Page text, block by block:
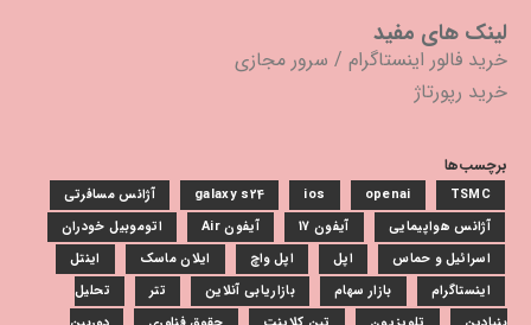
لینک های مفید
خرید فالور اینستاگرام / سرور مجازی
خرید رپورتاژ
برچسب‌ها
galaxy s24 ios openai TSMC
آژانس مسافرتی
آژانس هواپیمایی
آیفون 17 آیفون Air
اتوموبیل خودران
اسرائیل و حماس
اپل اپل واچ ایلان ماسک
اینتل
اینستاگرام
بازار سهام بازاریابی آنلاین تتر
تحلیل